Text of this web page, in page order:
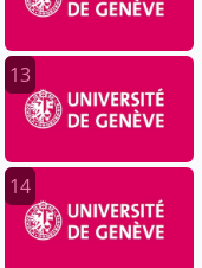
13
14